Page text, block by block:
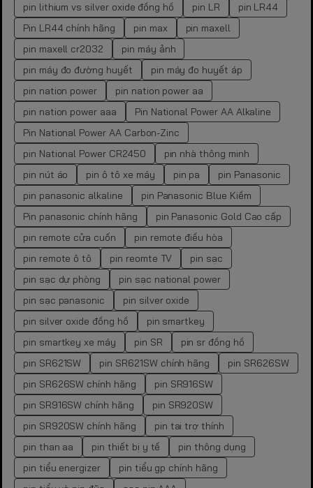
pin lithium vs silver oxide đồng hồ
pin LR
pin LR44
Pin LR44 chính hãng
pin max
pin maxell
pin maxell cr2032
pin máy ảnh
pin máy đo đường huyết
pin máy đo huyết áp
pin nation power
pin nation power aa
pin nation power aaa
Pin National Power AA Alkaline
Pin National Power AA Carbon-Zinc
pin National Power CR2450
pin nhà thông minh
pin nút áo
pin ô tô xe máy pin pa
pin Panasonic
pin panasonic alkaline
pin Panasonic Blue Kiềm
Pin panasonic chính hãng
pin Panasonic Gold Cao cấp
pin remote cửa cuốn
pin remote điều hòa
pin remote ô tô
pin reomte TV
pin sạc
pin sạc dự phòng
pin sạc national power
pin sạc panasonic
pin silver oxide
pin silver oxide đồng hồ
pin smartkey
pin smartkey xe máy
pin SR
pin sr đồng hồ
pin SR621SW
pin SR621SW chính hãng
pin SR626SW
pin SR626SW chính hãng
pin SR916SW
pin SR916SW chính hãng
pin SR920SW
pin SR920SW chính hãng
pin tai trợ thính
pin than aa
pin thiết bị y tế
pin thông dụng
pin tiểu energizer
pin tiểu gp chính hãng